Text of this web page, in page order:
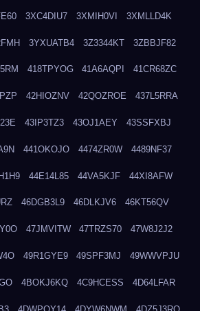
3XC4DIU7 3XMIH0VI 3XMLLD4K
3YXUATB4 3Z3344KT 3ZBBJF82
418TPYOG 41A6AQPI 41CR68ZC
42HIOZNV 42QOZROE 437L5RRA
43IP3TZ3 43OJ1AEY 43SSFXBJ
441OKOJO 4474ZR0W 4489NF37
44E14L85 44VA5KJF 44XI8AFW
46DGB3L9 46DLKJV6 46KT56QV
47JMVITW 47TRZS70 47W8J2J2
49R1GYE9 49SPF3MJ 49WWVPJU
4BOKJ6KQ 4C9HCESS 4D64LFAR
4DWPQY14 4DYW6NWM 4DZ5J3RQ